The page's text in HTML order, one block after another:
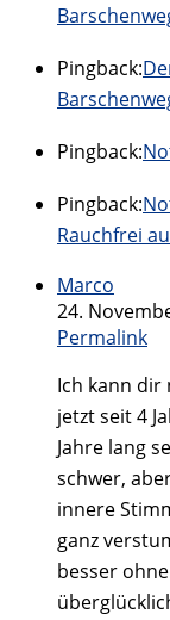
Pingback:
Pingback:
Pingback:
Rauchfrei
Marco
24.
Permalink
Ich kann dir
jetzt seit 4
Jahre lang
schwer,
innere
ganz
besser